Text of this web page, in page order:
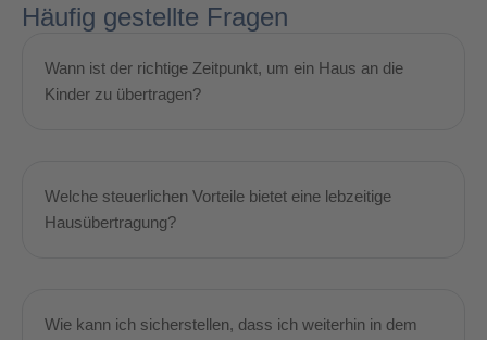
Häufig gestellte Fragen
Wann ist der richtige Zeitpunkt, um ein Haus an die
Kinder zu übertragen?
Welche steuerlichen Vorteile bietet eine lebzeitige
Hausübertragung?
Wie kann ich sicherstellen, dass ich weiterhin in dem